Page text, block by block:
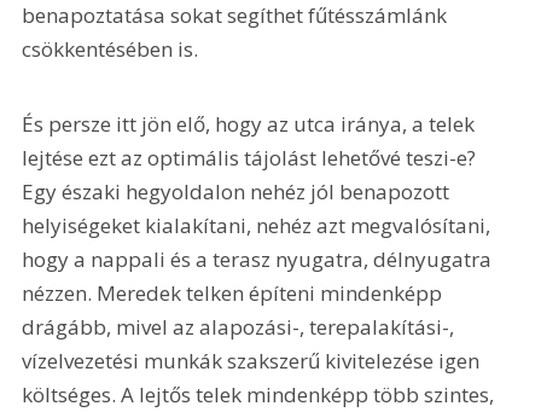
benapoztatása sokat segíthet fűtésszámlánk
csökkentésében is.
És persze itt jön elő, hogy az utca iránya, a telek
lejtése ezt az optimális tájolást lehetővé teszi-e?
Egy északi hegyoldalon nehéz jól benapozott
helyiségeket kialakítani, nehéz azt megvalósítani,
hogy a nappali és a terasz nyugatra, délnyugatra
nézzen. Meredek telken építeni mindenképp
drágább, mivel az alapozási-, terepalakítási-,
vízelvezetési munkák szakszerű kivitelezése igen
költséges. A lejtős telek mindenképp több szintes,